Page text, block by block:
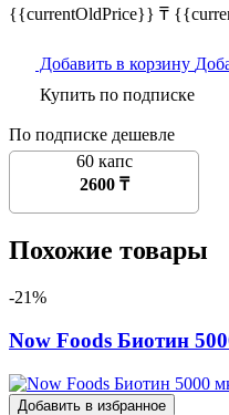
{{currentOldPrice}} ₸
Добавить в корзину
Купить по подписке
По подписке дешевле
60 капс
2600 ₸
Похожие товары
-21%
Now Foods Биотин
Добавить в избранное